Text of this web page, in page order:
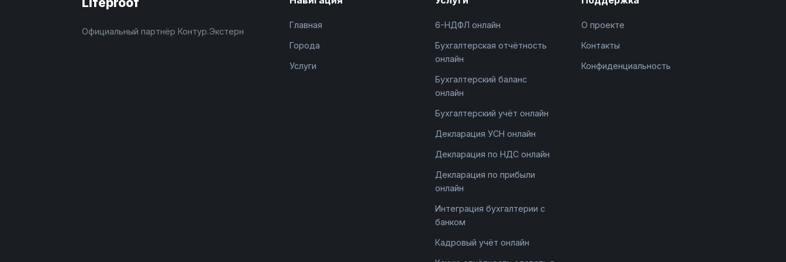
Официальный партнёр Контур.Экстерн
Главная
Города
Услуги
6-НДФЛ онлайн
Бухгалтерская отчётность
онлайн
Бухгалтерский баланс
онлайн
Бухгалтерский учёт онлайн
Декларация УСН онлайн
Декларация по НДС онлайн
Декларация по прибыли
онлайн
Интеграция бухгалтерии с
банком
Кадровый учёт онлайн
О проекте
Контакты
Конфиденциальность